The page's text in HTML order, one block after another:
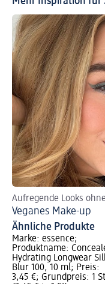
Aufregende Looks
Veganes Make-up
Ähnliche Produkte
Marke: essence;
Produktname:
Hydrating Longwear
Blur 100, 10 ml; Preis:
3,45 €; Grundpreis: 1 St